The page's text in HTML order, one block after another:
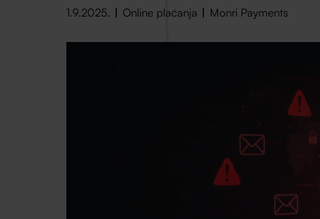
1.9.2025. Online plaćanja Monri Payments